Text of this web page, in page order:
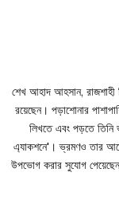
শেখ আহাদ আহসান, রাজশাহী
রয়েছেন। পড়াশোনার
লিখতে এবং পড়তে তিনি
এ্যাকশনে'। ভ্রমণও তার
উপভোগ করার সুযোগ